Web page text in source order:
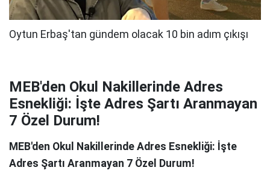
MEB'den Okul Nakillerinde Adres
Esnekliği: İşte Adres Şartı Aranmayan
7 Özel Durum!
MEB'den Okul Nakillerinde Adres Esnekliği: İşte
Adres Şartı Aranmayan 7 Özel Durum!